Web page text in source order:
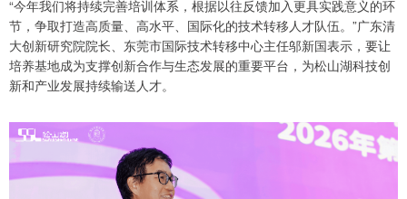
“今年我们将持续完善培训体系，根据以往反馈加入更具实践意义的环
节，争取打造高质量、高水平、国际化的技术转移人才队伍。”广东清
大创新研究院院长、东莞市国际技术转移中心主任邬新国表示，要让
培养基地成为支撑创新合作与生态发展的重要平台，为松山湖科技创
新和产业发展持续输送人才。